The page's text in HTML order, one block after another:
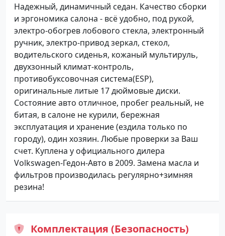
Надежный, динамичный седан. Качество сборки
и эргономика салона - всё удобно, под рукой,
электро-обогрев лобового стекла, электронный
ручник, электро-привод зеркал, стекол,
водительского сиденья, кожаный мультируль,
двухзонный климат-контроль,
противобуксовочная система(ESP),
оригинальные литые 17 дюймовые диски.
Состояние авто отличное, пробег реальный, не
битая, в салоне не курили, бережная
эксплуатация и хранение (ездила только по
городу), один хозяин. Любые проверки за Ваш
счет. Куплена у официального дилера
Volkswagen-Гедон-Авто в 2009. Замена масла и
фильтров производилась регулярно+зимняя
резина!
Комплектация (Безопасность)